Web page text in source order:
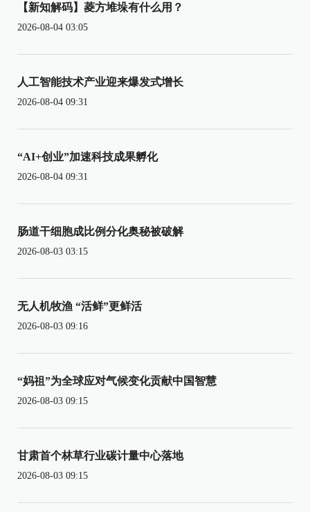
【新知解码】菱方堆垛有什么用？
2026-08-04 03:05
人工智能技术产业迎来爆发式增长
2026-08-04 09:31
“AI+创业”加速科技成果孵化
2026-08-04 09:31
肠道干细胞成比例分化奥秘被破解
2026-08-03 03:15
无人机牧渔 “活鲜”更鲜活
2026-08-03 09:16
“妈祖”为全球应对气候变化贡献中国智慧
2026-08-03 09:15
甘肃首个林草行业碳计量中心落地
2026-08-03 09:15